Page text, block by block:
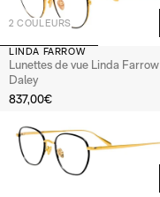
2 COULEURS
LINDA FARROW
Lunettes de vue Linda Farrow
Daley
837,00€